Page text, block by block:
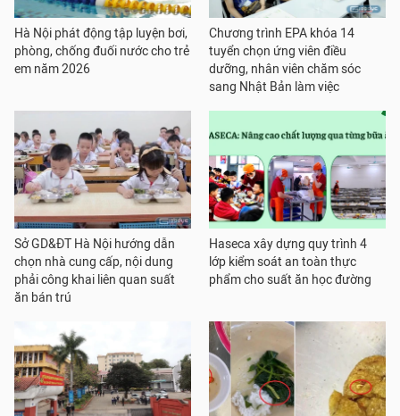
Hà Nội phát động tập luyện bơi,
phòng, chống đuối nước cho trẻ
em năm 2026
Chương trình EPA khóa 14
tuyển chọn ứng viên điều
dưỡng, nhân viên chăm sóc
sang Nhật Bản làm việc
Sở GD&ĐT Hà Nội hướng dẫn
chọn nhà cung cấp, nội dung
phải công khai liên quan suất
ăn bán trú
Haseca xây dựng quy trình 4
lớp kiểm soát an toàn thực
phẩm cho suất ăn học đường